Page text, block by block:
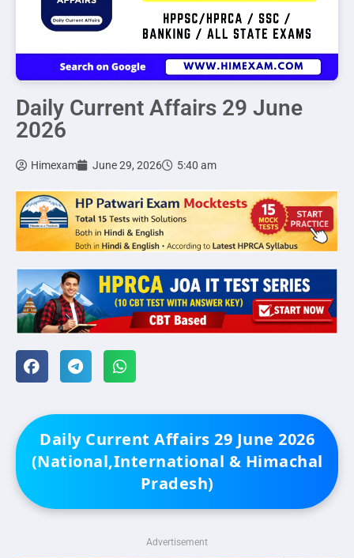
Daily Current Affairs 29 June
2026
Himexam June 29, 2026 5:40 am
Daily Current Affairs 29 June 2026
(National,International & Himachal
Pradesh)
Advertisement